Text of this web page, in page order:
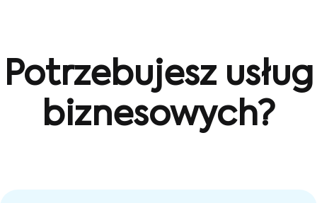
Potrzebujesz usług
biznesowych?